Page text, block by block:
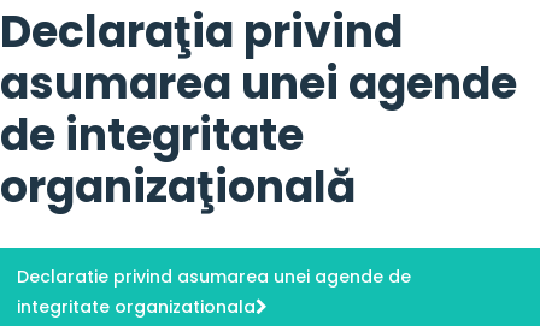
Declaraţia privind
asumarea unei agende
de integritate
organizaţională
Declaratie privind asumarea unei agende de
integritate organizationala